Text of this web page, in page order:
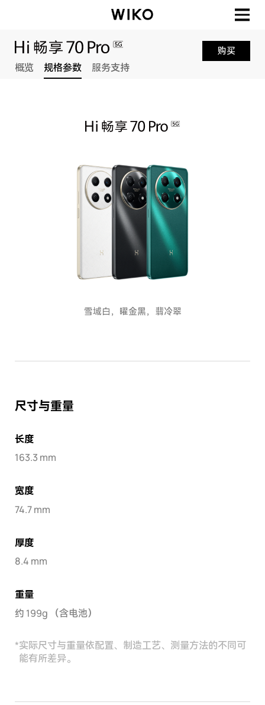
概览 规格参数 服务支持
购买
雪域白，曜金黑，翡冷翠
尺寸与重量
长度
163.3 mm
宽度
74.7 mm
厚度
8.4 mm
重量
约 199g （含电池）
*实际尺寸与重量依配置、制造工艺、测量方法的不同可
能有所差异。